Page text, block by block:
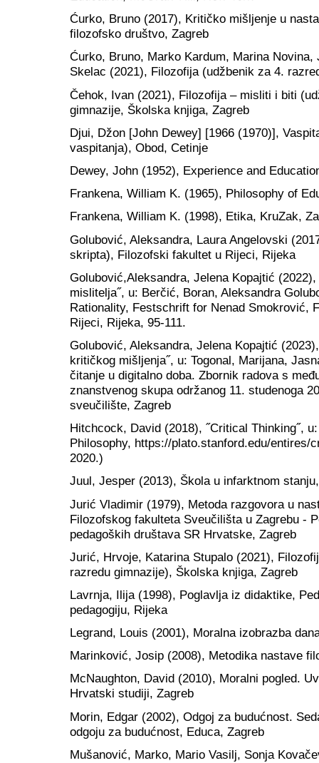
Ćurko, Bruno (2017), Kritičko mišljenje u
filozofsko društvo, Zagreb
Ćurko, Bruno, Marko Kardum, Marina
Skelac (2021), Filozofija (udžbenik za 4.
Čehok, Ivan (2021), Filozofija – misliti i biti
gimnazije, Školska knjiga, Zagreb
Djui, Džon [John Dewey] [1966 (1970)],
vaspitanja), Obod, Cetinje
Dewey, John (1952), Experience and
Frankena, William K. (1965), Philosophy of
Frankena, William K. (1998), Etika, KruZak,
Golubović, Aleksandra, Laura Angelovski
skripta), Filozofski fakultet u Rijeci, Rijeka
Golubović,Aleksandra, Jelena Kopajtić
mislitelja˝, u: Berčić, Boran, Aleksandra
Rationality, Festschrift for Nenad Smokrović,
Rijeci, Rijeka, 95-111.
Golubović, Aleksandra, Jelena Kopajtić
kritičkog mišljenja˝, u: Togonal, Marijana,
čitanje u digitalno doba. Zbornik radova s
znanstvenog skupa održanog 11. studenoga
sveučilište, Zagreb
Hitchcock, David (2018), ˝Critical Thinking˝,
Philosophy, https://plato.stanford.edu/entires/
2020.)
Juul, Jesper (2013), Škola u infarktnom
Jurić Vladimir (1979), Metoda razgovora u
Filozofskog fakulteta Sveučilišta u Zagrebu -
pedagoških društava SR Hrvatske, Zagreb
Jurić, Hrvoje, Katarina Stupalo (2021),
razredu gimnazije), Školska knjiga, Zagreb
Lavrnja, Ilija (1998), Poglavlja iz didaktike,
pedagogiju, Rijeka
Legrand, Louis (2001), Moralna izobrazba
Marinković, Josip (2008), Metodika nastave
McNaughton, David (2010), Moralni pogled.
Hrvatski studiji, Zagreb
Morin, Edgar (2002), Odgoj za budućnost.
odgoju za budućnost, Educa, Zagreb
Mušanović, Marko, Mario Vasilj, Sonja